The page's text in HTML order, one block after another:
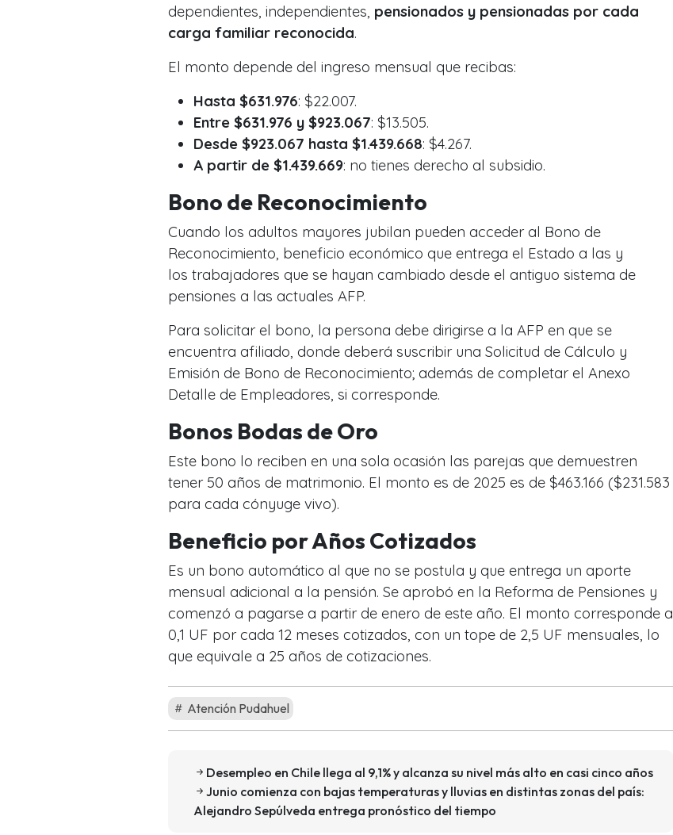
dependientes, independientes, pensionados y pensionadas por cada
carga familiar reconocida.
El monto depende del ingreso mensual que recibas:
Hasta $631.976: $22.007.
Entre $631.976 y $923.067: $13.505.
Desde $923.067 hasta $1.439.668: $4.267.
A partir de $1.439.669: no tienes derecho al subsidio.
Bono de Reconocimiento
Cuando los adultos mayores jubilan pueden acceder al Bono de
Reconocimiento, beneficio económico que entrega el Estado a las y
los trabajadores que se hayan cambiado desde el antiguo sistema de
pensiones a las actuales AFP.
Para solicitar el bono, la persona debe dirigirse a la AFP en que se
encuentra afiliado, donde deberá suscribir una Solicitud de Cálculo y
Emisión de Bono de Reconocimiento; además de completar el Anexo
Detalle de Empleadores, si corresponde.
Bonos Bodas de Oro
Este bono lo reciben en una sola ocasión las parejas que demuestren
tener 50 años de matrimonio. El monto es de 2025 es de $463.166 ($231.583
para cada cónyuge vivo).
Beneficio por Años Cotizados
Es un bono automático al que no se postula y que entrega un aporte
mensual adicional a la pensión. Se aprobó en la Reforma de Pensiones y
comenzó a pagarse a partir de enero de este año. El monto corresponde a
0,1 UF por cada 12 meses cotizados, con un tope de 2,5 UF mensuales, lo
que equivale a 25 años de cotizaciones.
Atención Pudahuel
Desempleo en Chile llega al 9,1% y alcanza su nivel más alto en casi cinco años
Junio comienza con bajas temperaturas y lluvias en distintas zonas del país:
Alejandro Sepúlveda entrega pronóstico del tiempo